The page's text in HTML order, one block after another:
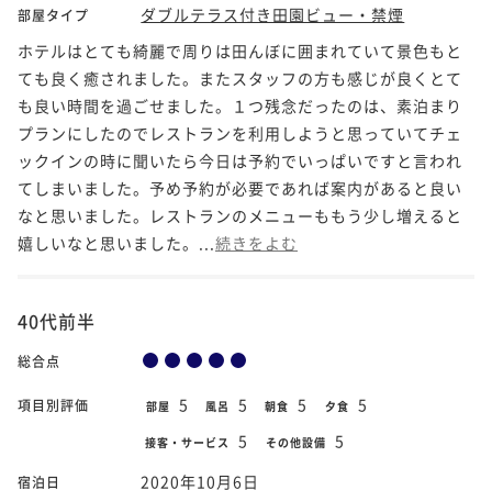
部屋タイプ
ダブルテラス付き田園ビュー・禁煙
ホテルはとても綺麗で周りは田んぼに囲まれていて景色もと
ても良く癒されました。またスタッフの方も感じが良くとて
も良い時間を過ごせました。１つ残念だったのは、素泊まり
プランにしたのでレストランを利用しようと思っていてチェ
ックインの時に聞いたら今日は予約でいっぱいですと言われ
てしまいました。予め予約が必要であれば案内があると良い
なと思いました。レストランのメニューももう少し増えると
嬉しいなと思いました。... 続きをよむ
40代前半
総合点
項目別評価 部屋 5 風呂 5 朝食 5 夕食 5
接客・サービス 5 その他設備 5
宿泊日 2020年10月6日